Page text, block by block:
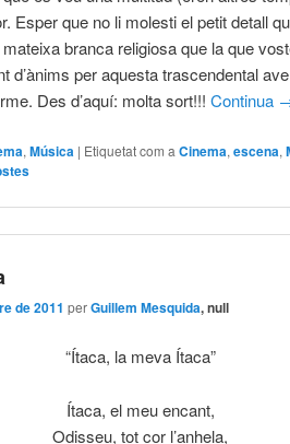
Esper que no li molesti el petit detall
branca religiosa que la que
d’ànims per aquesta trascendental
Des d’aquí: molta sort!!!Continua
,Música | Etiquetat com a Cinema,escena,
de 2011 perGuillem Mesquida, null
“Ítaca, la meva Ítaca”
Ítaca, el meu encant,
Odisseu, tot cor l’anhela,